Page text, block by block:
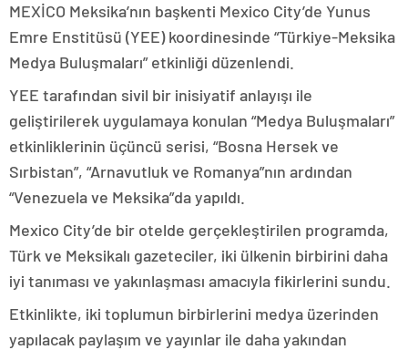
MEXİCO Meksika’nın başkenti Mexico City’de Yunus
Emre Enstitüsü (YEE) koordinesinde “Türkiye-Meksika
Medya Buluşmaları” etkinliği düzenlendi.
YEE tarafından sivil bir inisiyatif anlayışı ile
geliştirilerek uygulamaya konulan “Medya Buluşmaları”
etkinliklerinin üçüncü serisi, “Bosna Hersek ve
Sırbistan”, “Arnavutluk ve Romanya”nın ardından
“Venezuela ve Meksika”da yapıldı.
Mexico City’de bir otelde gerçekleştirilen programda,
Türk ve Meksikalı gazeteciler, iki ülkenin birbirini daha
iyi tanıması ve yakınlaşması amacıyla fikirlerini sundu.
Etkinlikte, iki toplumun birbirlerini medya üzerinden
yapılacak paylaşım ve yayınlar ile daha yakından